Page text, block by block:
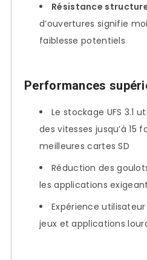
Résistance
d’ouvertures signifie
faiblesse potentiels
Performances
Le stockage UFS 3.1
des vitesses jusqu’à 15
meilleures cartes SD
Réduction des
les applications
Expérience
jeux et applications